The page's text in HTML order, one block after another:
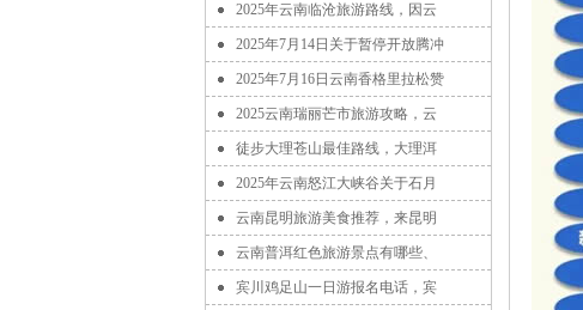
2025年云南临沧旅游路线，因云
2025年7月14日关于暂停开放腾冲
2025年7月16日云南香格里拉松赞
2025云南瑞丽芒市旅游攻略，云
徒步大理苍山最佳路线，大理洱
2025年云南怒江大峡谷关于石月
云南昆明旅游美食推荐，来昆明
云南普洱红色旅游景点有哪些、
宾川鸡足山一日游报名电话，宾